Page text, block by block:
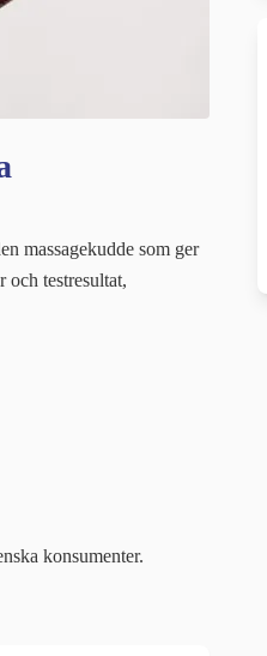
massagekudde som ger
och testresultat,
konsumenter.